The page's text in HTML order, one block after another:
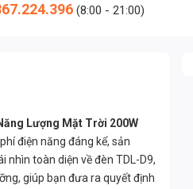
(8:00 - 21:00)
Lượng Mặt Trời 200W
điện năng đáng kể, sản
toàn diện về đèn TDL-D9,
giúp bạn đưa ra quyết định